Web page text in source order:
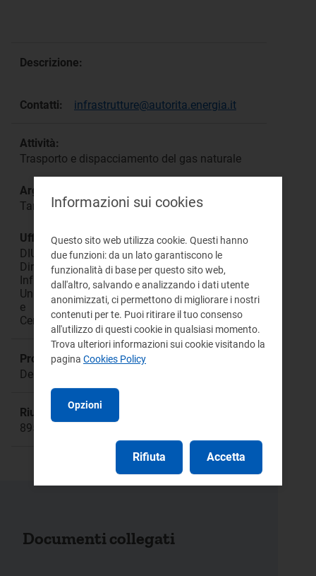
Descrizione:
Contatti: infrastrutture@autorita.energia.it
Attività:
Trasporto e dispacciamento del gas naturale
Argomento:
Tariffe
Ufficio responsabile:
DIUC
Direzione
Infrastrutture,
Unbundling
e
Certificazione
Procedimento:
Deliberazione 430/2015/R/gas
Riunione:
895
Documenti collegati
Informazioni sui cookies
Questo sito web utilizza cookie. Questi hanno
due funzioni: da un lato garantiscono le
funzionalità di base per questo sito web,
dall'altro, salvando e analizzando i dati utente
anonimizzati, ci permettono di migliorare i nostri
contenuti per te. Puoi ritirare il tuo consenso
all'utilizzo di questi cookie in qualsiasi momento.
Trova ulteriori informazioni sui cookie visitando la
pagina Cookies Policy
Opzioni
Rifiuta Accetta